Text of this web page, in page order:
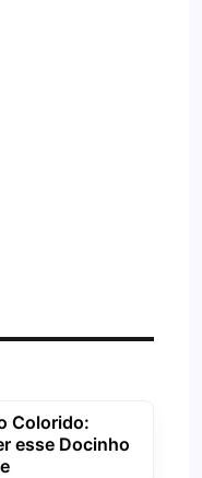
Colorido:
esse Docinho